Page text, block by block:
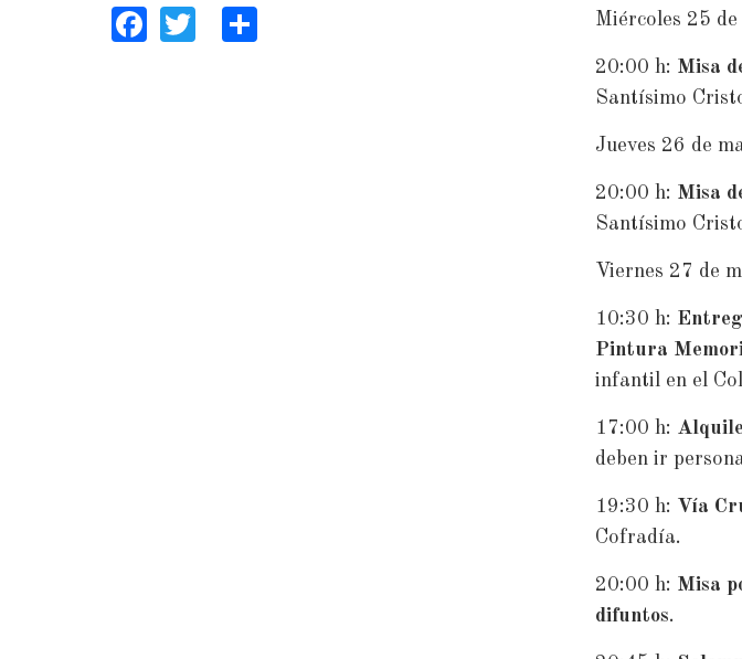
Facebook
Twitter Miércoles 25 de
20:00 h: Misa
Santísimo
Jueves 26 de
20:00 h: Misa
Santísimo
Viernes 27 de
10:30 h:
Pintura
infantil en el
17:00 h:
deben ir
19:30 h: Vía
Cofradía.
20:00 h: Misa
difuntos.